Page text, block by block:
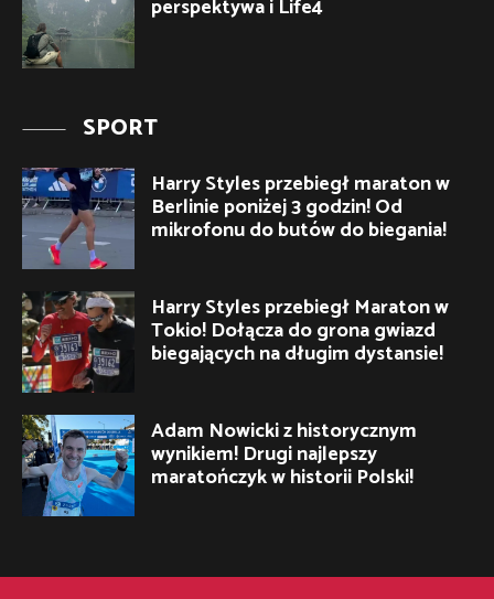
perspektywa i Life4
SPORT
Harry Styles przebiegł maraton w
Berlinie poniżej 3 godzin! Od
mikrofonu do butów do biegania!
Harry Styles przebiegł Maraton w
Tokio! Dołącza do grona gwiazd
biegających na długim dystansie!
Adam Nowicki z historycznym
wynikiem! Drugi najlepszy
maratończyk w historii Polski!